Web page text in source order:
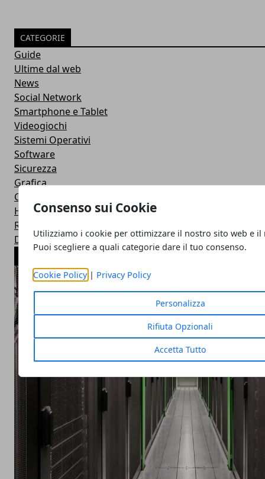
Consenso sui Cookie
Utilizziamo i cookie per ottimizzare il nostro sito web e il
Puoi scegliere a quali categorie dare il tuo consenso.
Cookie Policy| Privacy Policy
Personalizza
Rifiuta Opzionali
Accetta Tutto
CATEGORIE
Guide
Ultime dal web
News
Social Network
Smartphone e Tablet
Videogiochi
Sistemi Operativi
Software
Sicurezza
Grafica
Curiosità
Hardware
Reviews
Download
ARTICOLI POPOLARI